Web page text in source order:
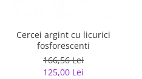
Cercei argint cu licurici
fosforescenti
166,56 Lei
125,00 Lei